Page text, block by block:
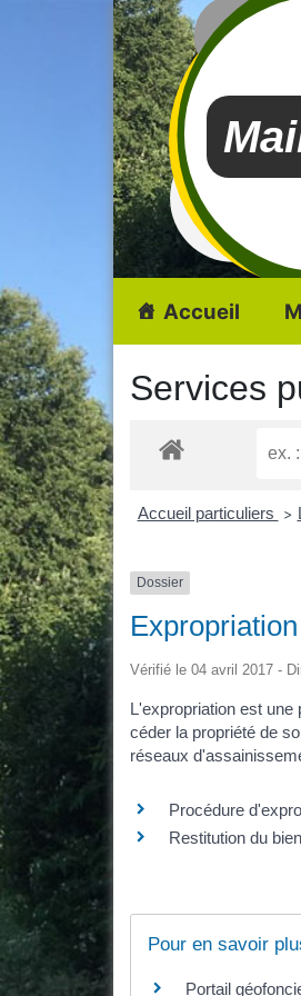
Accueil
Services
Accueil particuliers >
Dossier
Expropriation
Vérifié le 04 avril 2017 -
L'expropriation est une
céder la propriété de
réseaux
Procédure
Restitution du
Pour en savoir
Portail